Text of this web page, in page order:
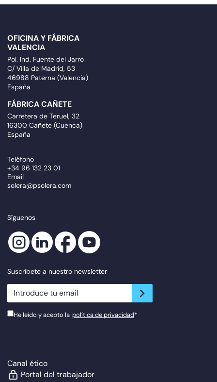
OFICINA Y FÁBRICA
VALENCIA
Pol. Ind. Fuente del Jarro
C/ Villa de Madrid, 53
46988 Paterna (Valencia)
España
FÁBRICA CAÑETE
Carretera de Teruel, 32
16300 Cañete (Cuenca)
España
Teléfono
+34 96 132 23 01
Email
solera@psolera.com
Síguenos
Suscríbete a nuestro newsletter
newsletter.suscribe
He leído y acepto la política de privacidad*
Canal ético
Portal del trabajador